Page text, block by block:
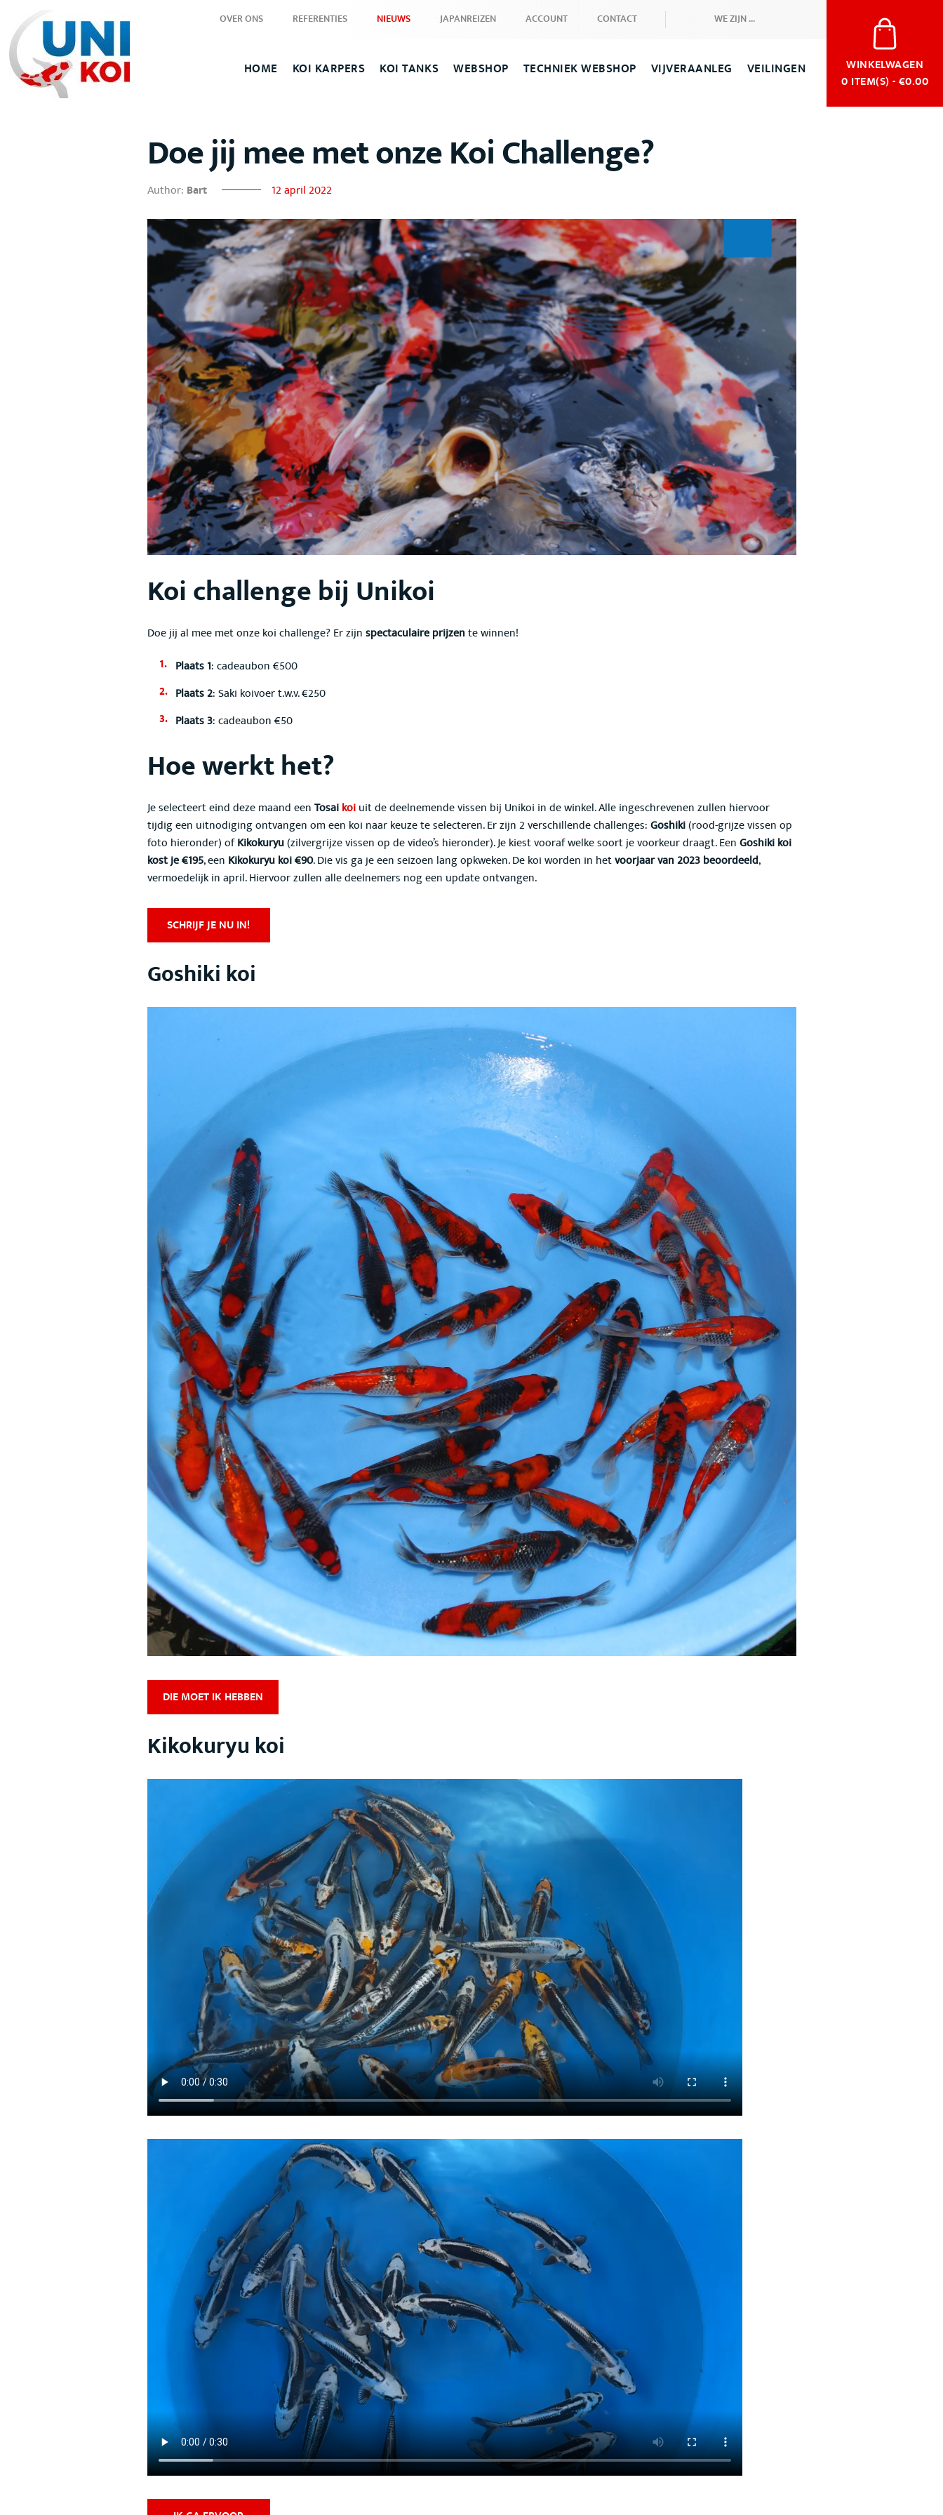
OVER ONS REFERENTIES NIEUWS JAPANREIZEN ACCOUNT CONTACT WE ZIJN ...
HOME KOI KARPERS KOI TANKS WEBSHOP TECHNIEK WEBSHOP VIJVERAANLEG VEILINGEN
WINKELWAGEN
0 ITEM(S) - €0.00
Doe jij mee met onze Koi Challenge?
Author: Bart 12 april 2022
Koi challenge bij Unikoi
Doe jij al mee met onze koi challenge? Er zijnspectaculaire prijzente winnen!
Plaats 1: cadeaubon €500
Plaats 2: Saki koivoer t.w.v. €250
Plaats 3: cadeaubon €50
Hoe werkt het?
Je selecteert eind deze maand eenTosaikoiuit de deelnemende vissen bij Unikoi in de winkel. Alle ingeschrevenen zullen hiervoor
tijdig een uitnodiging ontvangen om een koi naar keuze te selecteren. Er zijn 2 verschillende challenges:Goshiki(rood-grijze vissen op
foto hieronder) ofKikokuryu(zilvergrijze vissen op de video’s hieronder). Je kiest vooraf welke soort je voorkeur draagt. EenGoshiki koi
kost je €195, een Kikokuryu koi €90. Die vis ga je een seizoen lang opkweken. De koi worden in hetvoorjaar van 2023 beoordeeld,
vermoedelijk in april. Hiervoor zullen alle deelnemers nog een update ontvangen.
SCHRIJF JE NU IN!
Goshiki koi
DIE MOET IK HEBBEN
Kikokuryu koi